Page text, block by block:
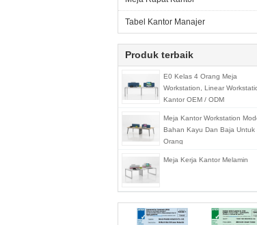
Tabel Kantor Manajer
Produk terbaik
E0 Kelas 4 Orang Meja
Workstation, Linear
Kantor OEM / ODM
Meja Kantor Workstation
Bahan Kayu Dan Baja Untuk
Orang
Meja Kerja Kantor Melamin